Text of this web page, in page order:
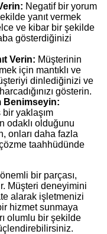
Negatif bir yorum
yanıt vermek
ve kibar bir şekilde
gösterdiğinizi
Verin: Müşterinin
için mantıklı ve
dinlediğinizi ve
gösterin.
Benimseyin:
yaklaşım
odaklı olduğunu
onları daha fazla
taahhüdünde
bir parçası,
Müşteri deneyimini
alarak işletmenizi
hizmet sunmaya
olumlu bir şekilde